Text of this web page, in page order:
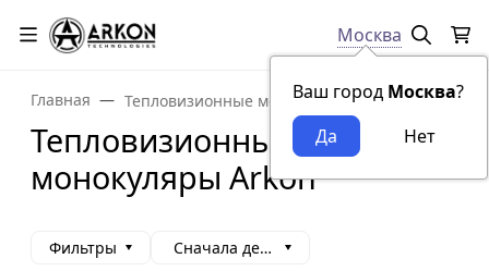
Москва
Ваш город Москва?
Главная Тепловизионные монокуляры
Тепловизионные
монокуляры Arkon
Фильтры Сначала дешевые